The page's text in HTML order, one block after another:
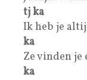
tj ka
Ik heb je
ka
Ze vinden je
ka